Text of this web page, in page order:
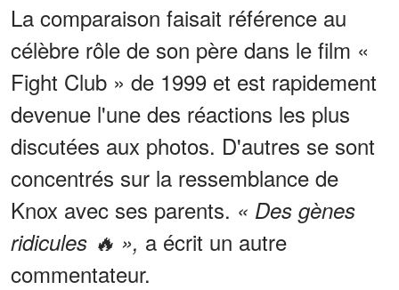
La comparaison faisait référence au
célèbre rôle de son père dans le film «
Fight Club » de 1999 et est rapidement
devenue l'une des réactions les plus
discutées aux photos. D'autres se sont
concentrés sur la ressemblance de
Knox avec ses parents. « Des gènes
ridicules 🔥 », a écrit un autre
commentateur.